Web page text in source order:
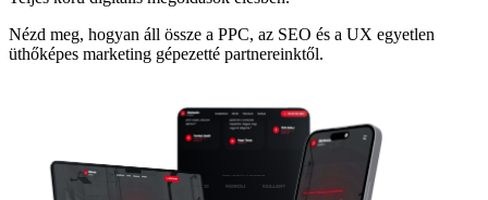
Nézd meg, hogyan áll össze a PPC, az SEO és a UX egyetlen
üthőképes marketing gépezetté partnereinktől.